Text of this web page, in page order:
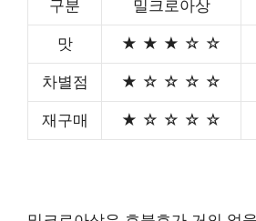
구분 밀크로아상
맛 ★ ★ ★ ☆ ☆
차별점 ★ ☆ ☆ ☆ ☆
재구매 ★ ☆ ☆ ☆ ☆